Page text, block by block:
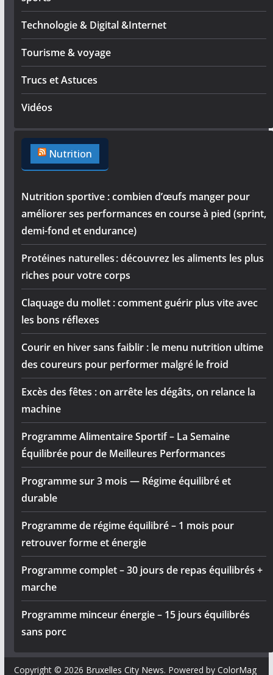
Technologie & Digital &Internet
Tourisme & voyage
Trucs et Astuces
Vidéos
Nutrition
Nutrition sportive : combien d’œufs manger pour
améliorer ses performances en course à pied (sprint,
demi-fond et endurance)
Protéines naturelles : découvrez les aliments les plus
riches pour votre corps
Claquage du mollet : comment guérir plus vite avec
les bons réflexes
Courir en hiver sans faiblir : le menu nutrition ultime
des coureurs pour performer malgré le froid
Excès des fêtes : on arrête les dégâts, on relance la
machine
Programme Alimentaire Sportif – La Semaine
Équilibrée pour de Meilleures Performances
Programme sur 3 mois — Régime équilibré et
durable
Programme de régime équilibré – 1 mois pour
retrouver forme et énergie
Programme complet – 30 jours de repas équilibrés +
marche
Programme minceur énergie – 15 jours équilibrés
sans porc
Copyright © 2026 Bruxelles City News. Powered by ColorMag